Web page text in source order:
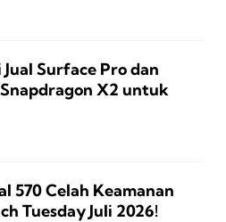
Surface Pro dan
X2 untuk
570 Celah Keamanan
Tuesday Juli 2026!